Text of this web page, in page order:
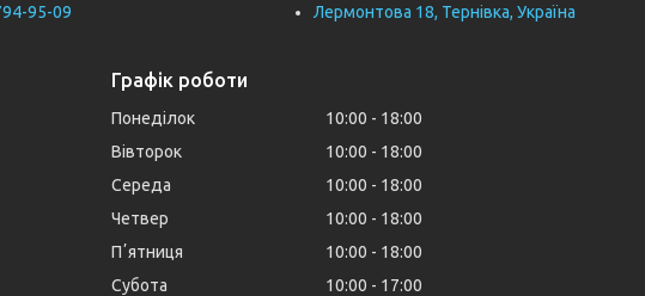
95-09 Лермонтова 18, Тернівка, Україна
Графік роботи
Понеділок 10:00
18:00
Вівторок
10:00
18:00
Середа
10:00
18:00
Четвер
10:00
18:00
Пʼятниця
10:00
18:00
Субота
10:00
17:00